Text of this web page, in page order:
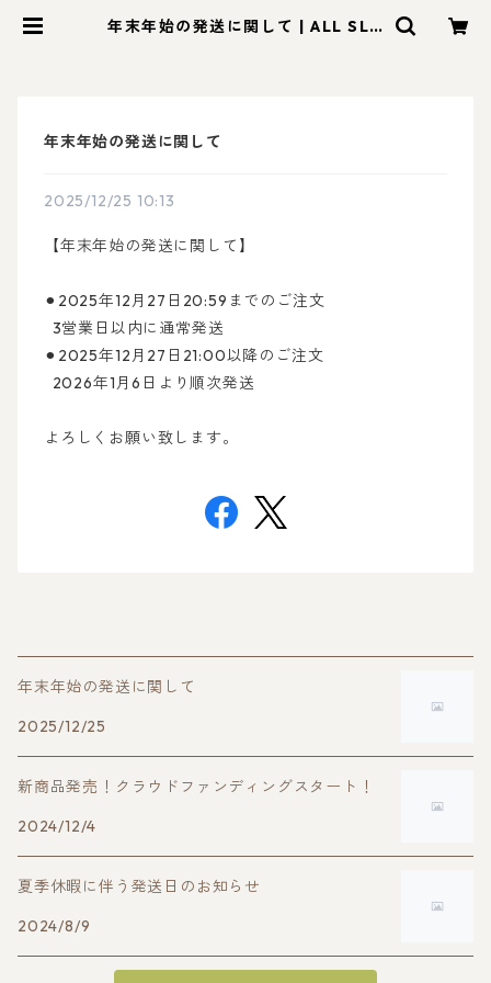
年末年始の発送に関して | ALL SLO
年末年始の発送に関して
2025/12/25 10:13
【年末年始の発送に関して】
⚫︎ 2025年12月27日20:59までのご注文
3営業日以内に通常発送
⚫︎2025年12月27日21:00以降のご注文
2026年1月6日より順次発送
よろしくお願い致します。
年末年始の発送に関して
2025/12/25
新商品発売！クラウドファンディングスタート！
2024/12/4
夏季休暇に伴う発送日のお知らせ
2024/8/9